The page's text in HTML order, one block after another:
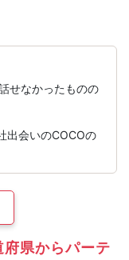
せなかったものの
会いのCOCOの
県からパーテ